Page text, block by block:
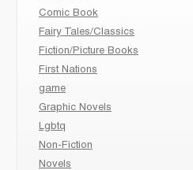
Comic Book
Fairy Tales/Classics
Fiction/Picture Books
First Nations
game
Graphic Novels
Lgbtq
Non-Fiction
Novels